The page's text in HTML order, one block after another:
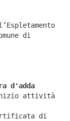
di
d'adda
Inizio attività
di